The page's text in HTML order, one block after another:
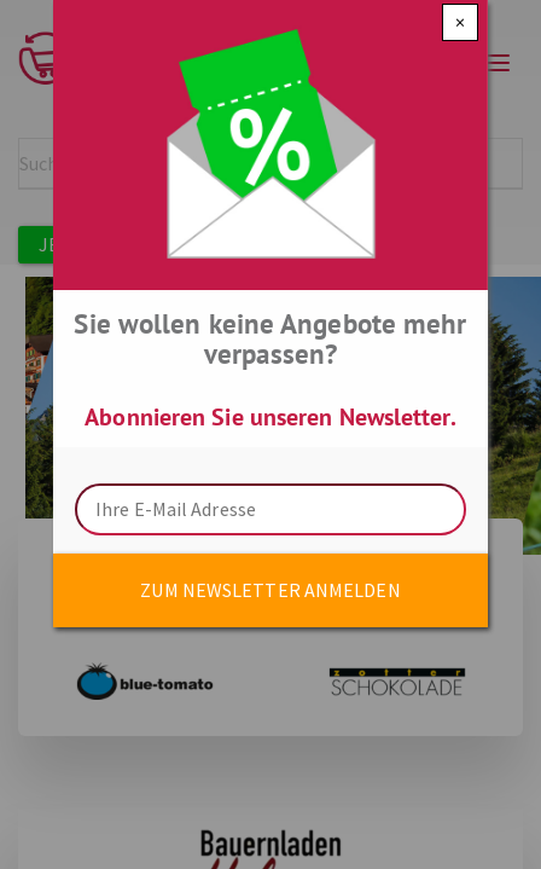
zum
Inhalt
Suche
Benutzermenü
JETZT KOSTENLOS REGISTRIEREN
AUSTRIASHOPS
×
Sie wollen keine Angebote mehr
verpassen?
Abonnieren Sie unseren Newsletter.
ZUM NEWSLETTER ANMELDEN